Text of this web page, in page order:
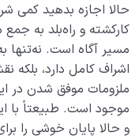
چه کسی می‌تواند
آیا انسان تمام یا
برای ما دارد؟
نقش و جایگاه قلب در
چیست؟
حالا اجازه بدهید کمی
کارکشته و راه‌بلد به
مسیر آگاه است. نه‌تنها
اشراف کامل دارد، بلکه
ملزومات موفق شدن در
موجود است. طبیعتاً با
و حالا پایان خوشی را